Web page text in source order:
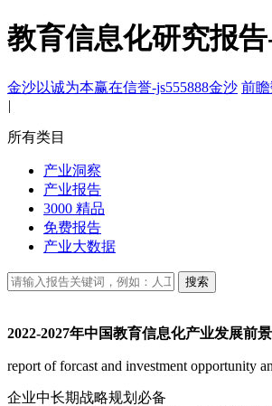
教育信息化研究报
金沙以诚为本赢在信誉-js555888金沙 前
|
所有类目
产业洞察
产业报告
3000 精品
免费报告
产业大数据
搜索
2022-2027年中国教育信息化产业发展前
report of forcast and investment opportunity
企业中长期战略规划必备